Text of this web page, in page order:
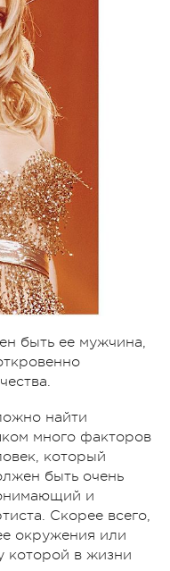
быть ее мужчина,
найти
много факторов
который
быть очень
и
Скорее всего,
окружения или
которой в жизни